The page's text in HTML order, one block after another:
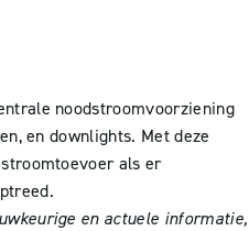
noodstroomvoorziening
en downlights. Met deze
als er
en actuele informatie,